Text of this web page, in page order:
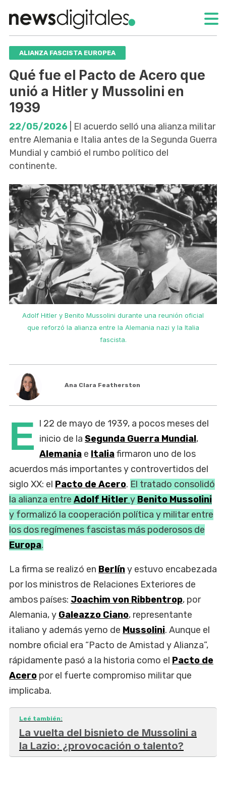
ALIANZA FASCISTA EUROPEA
Qué fue el Pacto de Acero que
unió a Hitler y Mussolini en
1939
22/05/2026 | El acuerdo selló una alianza militar
entre Alemania e Italia antes de la Segunda Guerra
Mundial y cambió el rumbo político del
continente.
Adolf Hitler y Benito Mussolini durante una reunión oficial
que reforzó la alianza entre la Alemania nazi y la Italia
fascista.
Ana Clara Featherston
E l 22 de mayo de 1939, a pocos meses del
inicio de la Segunda Guerra Mundial,
Alemania e Italiafirmaron uno de los
acuerdos más importantes y controvertidos del
siglo XX: el Pacto de Acero. El tratado consolidó
la alianza entre Adolf Hitler y Benito Mussolini
y formalizó la cooperación política y militar entre
los dos regímenes fascistas más poderosos de
Europa.
La firma se realizó en Berlíny estuvo encabezada
por los ministros de Relaciones Exteriores de
ambos países: Joachim von Ribbentrop, por
Alemania, y Galeazzo Ciano, representante
italiano y además yerno de Mussolini. Aunque el
nombre oficial era “Pacto de Amistad y Alianza”,
rápidamente pasó a la historia como el Pacto de
Acero por el fuerte compromiso militar que
implicaba.
Leé también:
La vuelta del bisnieto de Mussolini a
la Lazio: ¿provocación o talento?